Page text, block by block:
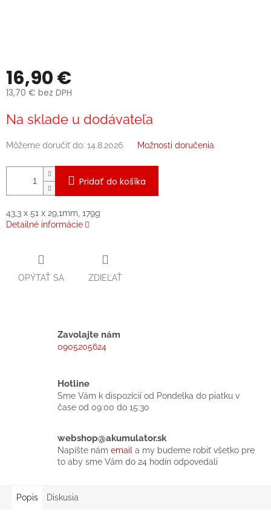
16,90 €
13,70 € bez DPH
cena:
Na sklade u dodávateľa
Môžeme doručiť do: 14.8.2026 Možnosti doručenia
Pridať do košíka
43,3 x 51 x 29,1mm, 179g
Detailné informácie
OPÝTAŤ SA ZDIEĽAŤ
Zavolajte nám
0905205624
Hotline
Sme Vám k dispozícií od Pondelka do piatku v
čase od 09:00 do 15:30
webshop@akumulator.sk
Napíšte nám email a my budeme robiť všetko pre
to aby sme Vám do 24 hodín odpovedali
Popis Diskusia